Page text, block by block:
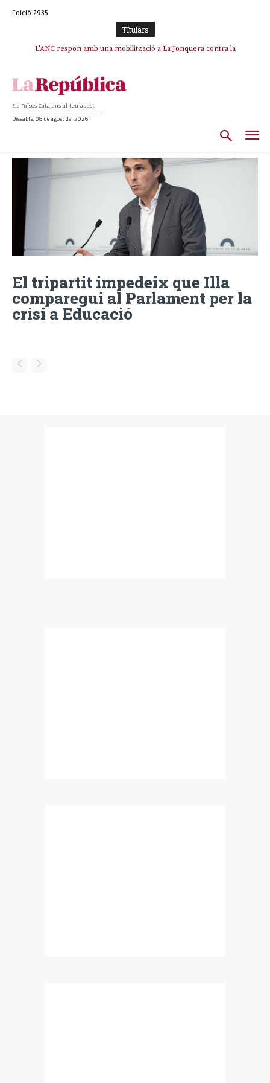
Edició 2935
TItulars
L’ANC respon amb una mobilització a La Jonquera contra la
Els Països Catalans al teu abast
Dissabte, 08 de agost del 2026
El tripartit impedeix que Illa
comparegui al Parlament per la
crisi a Educació